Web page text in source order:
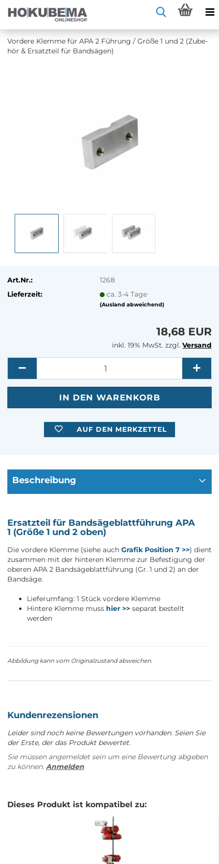
Vor­de­re Klem­me für APA 2 Füh­rung / Größe 1 und 2 (Zu­be­
hör & Er­satz­teil für Band­sä­gen)
Art.Nr.:
1268
Lieferzeit:
ca. 3-4 Tage
(Ausland abweichend)
18,68 EUR
inkl. 19% MwSt. zzgl. Versand
AUF DEN MERKZETTEL
Beschreibung
Ersatzteil für Bandsägeblattführung APA
1 (Größe 1 und 2 oben)
Die vordere Klemme (siehe auch Grafik Position 7 >>) dient
zusammen mit der hinteren Klemme zur Befestigung der
oberen APA 2 Bandsägeblattführung (Gr. 1 und 2) an der
Bandsäge.
Lieferumfang: 1 Stück vordere Klemme
Hintere Klemme muss hier >> separat bestellt
werden
Abbildung kann vom Originalzustand abweichen.
Kundenrezensionen
Leider sind noch keine Bewertungen vorhanden. Seien Sie
der Erste, der das Produkt bewertet.
Sie müssen angemeldet sein um eine Bewertung abgeben
zu können. Anmelden
Dieses Produkt ist kompatibel zu: